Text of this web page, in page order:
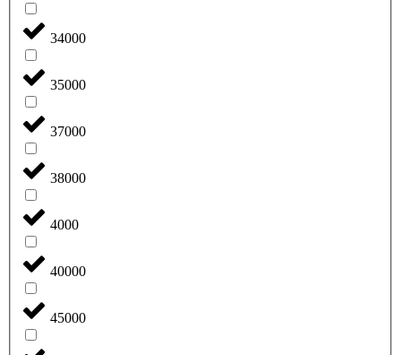
34000
35000
37000
38000
4000
40000
45000